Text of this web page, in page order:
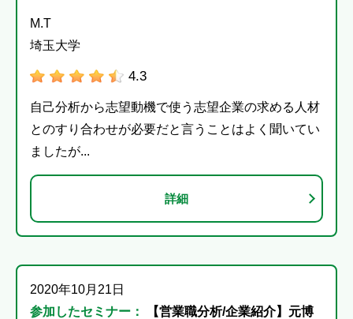
M.T
埼玉大学
4.3
自己分析から志望動機で使う志望企業の求める人材
とのすり合わせが必要だと言うことはよく聞いてい
ましたが...
詳細
2020年10月21日
参加したセミナー：
【営業職分析/企業紹介】元博